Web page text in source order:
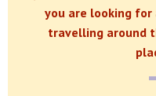
you are looking for
travelling around